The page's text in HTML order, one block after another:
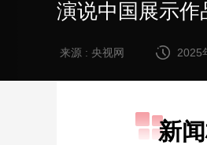
演说中国展示作
来源 : 央视网 2025
新